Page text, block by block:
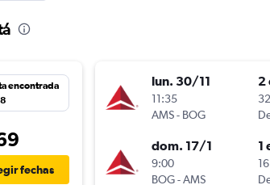
encontrada
fechas
lun. 30/11
11:35
AMS- BOG
2
dom. 17/1
9:00
BOG-AMS
1